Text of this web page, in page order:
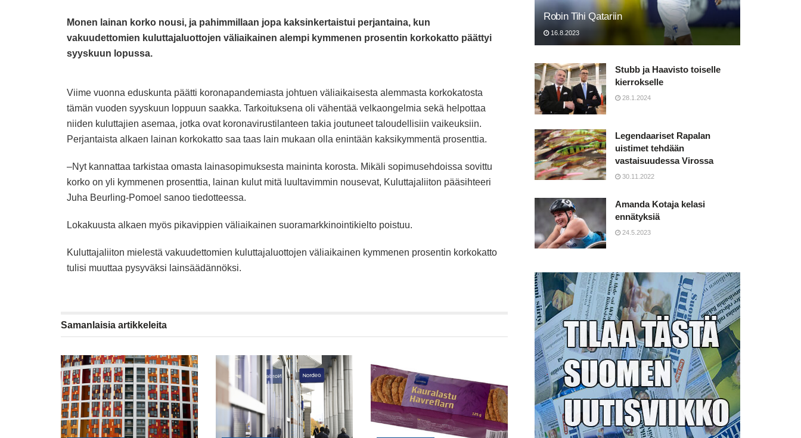
Monen lainan korko nousi, ja pahimmillaan jopa kaksinkertaistui perjantaina, kun
vakuudettomien kuluttajaluottojen väliaikainen alempi kymmenen prosentin korkokatto päättyi
syyskuun lopussa.
Viime vuonna eduskunta päätti koronapandemiasta johtuen väliaikaisesta alemmasta korkokatosta
tämän vuoden syyskuun loppuun saakka. Tarkoituksena oli vähentää velkaongelmia sekä helpottaa
niiden kuluttajien asemaa, jotka ovat koronavirustilanteen takia joutuneet taloudellisiin vaikeuksiin.
Perjantaista alkaen lainan korkokatto saa taas lain mukaan olla enintään kaksikymmentä prosenttia.
–Nyt kannattaa tarkistaa omasta lainasopimuksesta maininta korosta. Mikäli sopimusehdoissa sovittu
korko on yli kymmenen prosenttia, lainan kulut mitä luultavimmin nousevat, Kuluttajaliiton pääsihteeri
Juha Beurling-Pomoel sanoo tiedotteessa.
Lokakuusta alkaen myös pikavippien väliaikainen suoramarkkinointikielto poistuu.
Kuluttajaliiton mielestä vakuudettomien kuluttajaluottojen väliaikainen kymmenen prosentin korkokatto
tulisi muuttaa pysyväksi lainsäädännöksi.
Samanlaisia artikkeleita
Robin Tihi Qatariin
16.8.2023
Stubb ja Haavisto toiselle
kierrokselle
28.1.2024
Legendaariset Rapalan
uistimet tehdään
vastaisuudessa Virossa
30.11.2022
Amanda Kotaja kelasi
ennätyksiä
24.5.2023